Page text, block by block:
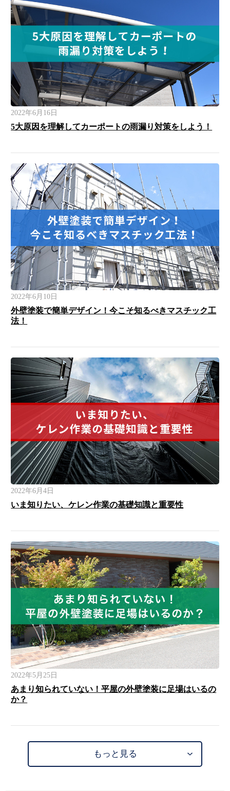
2022年6月16日
5大原因を理解してカーポートの雨漏り対策をしよう！
2022年6月10日
外壁塗装で簡単デザイン！今こそ知るべきマスチック工
法！
2022年6月4日
いま知りたい、ケレン作業の基礎知識と重要性
2022年5月25日
あまり知られていない！平屋の外壁塗装に足場はいるの
か？
もっと見る